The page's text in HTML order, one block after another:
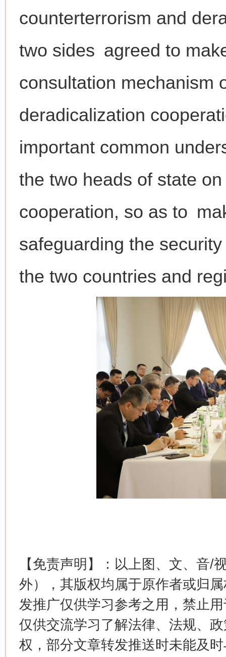
counterterrorism and
two sides agreed to
consultation mechanism
deradicalization
important common
the two heads of state
cooperation, so as to
safeguarding the
the two countries and
【免责声明】：以上图、文、音/
外），其版权均属于原作者或归
发推广仅供学习参考之用，禁止
仅供交流学习了解法律、法规、
权，部分文章转发推送时未能及
这是一记警钟！ 谢